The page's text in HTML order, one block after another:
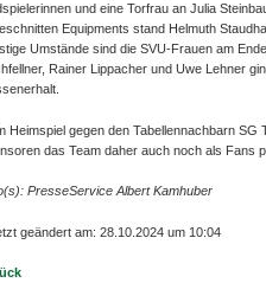
und eine Torfrau an Julia
Equipments stand Helmuth
Umstände sind die SVU-Frauen am
Rainer Lippacher und Uwe Lehner
Heimspiel gegen den Tabellennachbarn
das Team daher auch noch als Fans
PresseService Albert Kamhuber
geändert am: 28.10.2024 um 10:04